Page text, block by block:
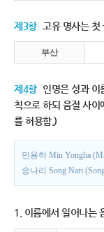
제3항 고유 명사는 첫
부산
제4항 인명은 성과 이
칙으로 하되 음절 사이
를 허용함.)
민용하 Min Yongha
송나리 Song Nari
1. 이름에서 일어나는